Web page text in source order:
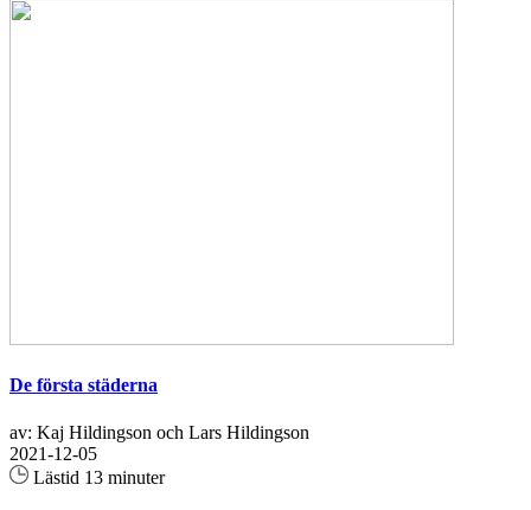
De första städerna
av: Kaj Hildingson och Lars Hildingson
2021-12-05
Lästid 13 minuter